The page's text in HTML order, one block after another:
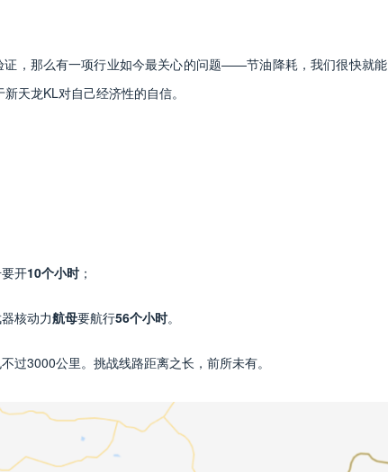
证，那么有一项行业如今最关心的问题——节油降耗，我们很快就能
天龙KL对自己经济性的自信。
开10个小时 ；
核动力航母要航行56个小时。
过3000公里。挑战线路距离之长，前所未有。